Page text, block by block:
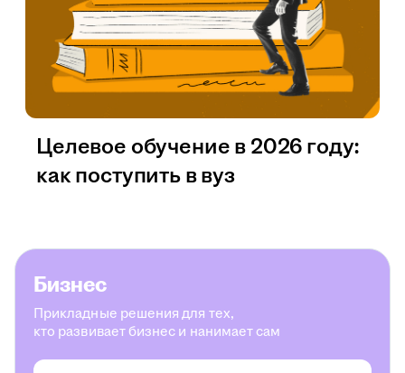
Целевое обучение в 2026 году:
как поступить в вуз
Бизнес
Прикладные решения для тех,
кто развивает бизнес и нанимает сам